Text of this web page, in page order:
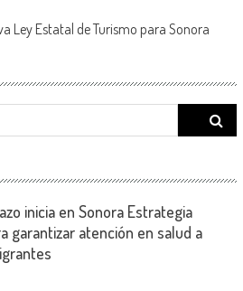
Ley Estatal de Turismo para Sonora
Search
for:
inicia en Sonora Estrategia
garantizar atención en salud a